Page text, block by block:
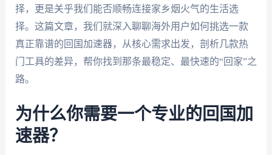
择，更是关乎我们能否顺畅连接家乡烟火气的生活选
择。这篇文章，我们就深入聊聊海外用户如何挑选一款
真正靠谱的回国加速器，从核心需求出发，剖析几款热
门工具的差异，帮你找到那条最稳定、最快速的“回家”之
路。
为什么你需要一个专业的回国加
速器？